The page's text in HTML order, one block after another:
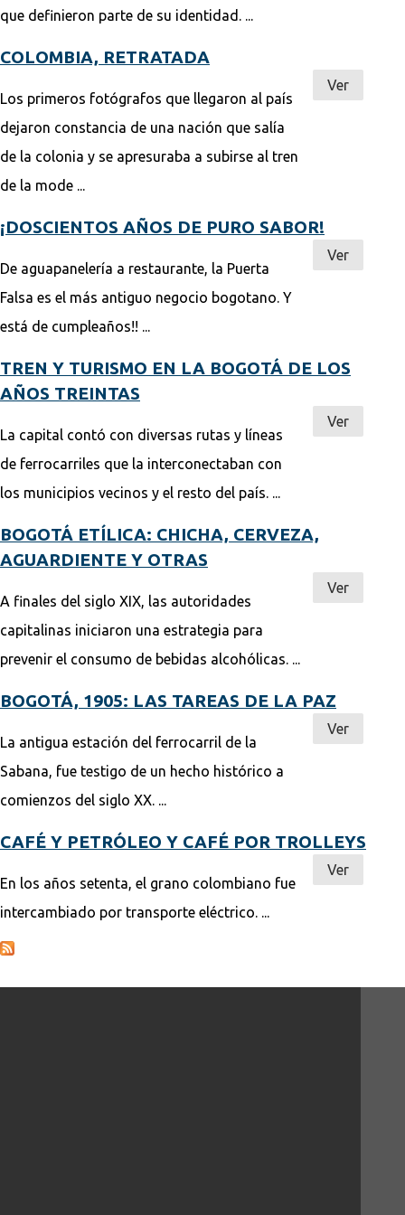
que definieron parte de su identidad. ...
COLOMBIA, RETRATADA
Los primeros fotógrafos que llegaron al país
dejaron constancia de una nación que salía
de la colonia y se apresuraba a subirse al tren
de la mode ...
Ver
¡DOSCIENTOS AÑOS DE PURO SABOR!
De aguapanelería a restaurante, la Puerta
Falsa es el más antiguo negocio bogotano. Y
está de cumpleaños!! ...
Ver
TREN Y TURISMO EN LA BOGOTÁ DE LOS
AÑOS TREINTAS
La capital contó con diversas rutas y líneas
de ferrocarriles que la interconectaban con
los municipios vecinos y el resto del país. ...
Ver
BOGOTÁ ETÍLICA: CHICHA, CERVEZA,
AGUARDIENTE Y OTRAS
A finales del siglo XIX, las autoridades
capitalinas iniciaron una estrategia para
prevenir el consumo de bebidas alcohólicas. ...
Ver
BOGOTÁ, 1905: LAS TAREAS DE LA PAZ
La antigua estación del ferrocarril de la
Sabana, fue testigo de un hecho histórico a
comienzos del siglo XX. ...
Ver
CAFÉ Y PETRÓLEO Y CAFÉ POR TROLLEYS
En los años setenta, el grano colombiano fue
intercambiado por transporte eléctrico. ...
Ver